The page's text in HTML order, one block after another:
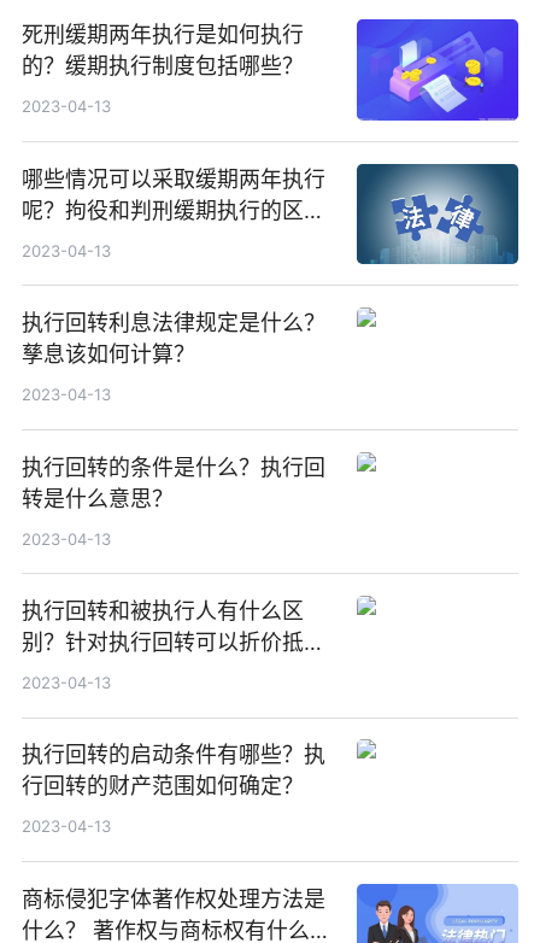
死刑缓期两年执行是如何执行
的？缓期执行制度包括哪些？
2023-04-13
哪些情况可以采取缓期两年执行
呢？拘役和判刑缓期执行的区别
是什么？
2023-04-13
执行回转利息法律规定是什么？
孳息该如何计算？
2023-04-13
执行回转的条件是什么？执行回
转是什么意思？
2023-04-13
执行回转和被执行人有什么区
别？针对执行回转可以折价抵偿
吗？
2023-04-13
执行回转的启动条件有哪些？执
行回转的财产范围如何确定？
2023-04-13
商标侵犯字体著作权处理方法是
什么？ 著作权与商标权有什么不